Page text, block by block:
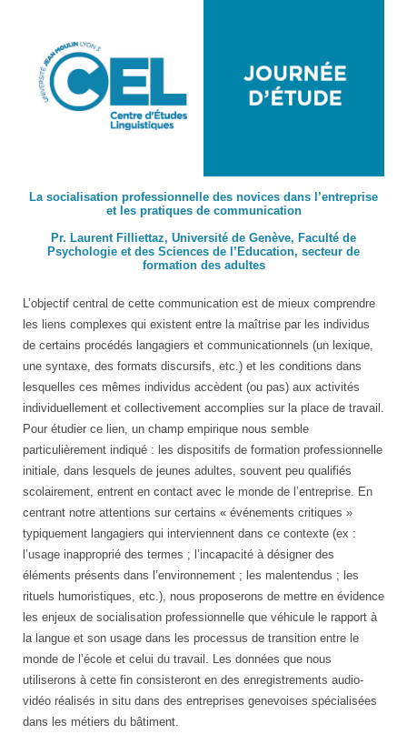
La socialisation professionnelle des novices dans l’entreprise
et les pratiques de communication
Pr. Laurent Filliettaz, Université de Genève, Faculté de
Psychologie et des Sciences de l’Education, secteur de
formation des adultes
L’objectif central de cette communication est de mieux comprendre
les liens complexes qui existent entre la maîtrise par les individus
de certains procédés langagiers et communicationnels (un lexique,
une syntaxe, des formats discursifs, etc.) et les conditions dans
lesquelles ces mêmes individus accèdent (ou pas) aux activités
individuellement et collectivement accomplies sur la place de travail.
Pour étudier ce lien, un champ empirique nous semble
particulièrement indiqué : les dispositifs de formation professionnelle
initiale, dans lesquels de jeunes adultes, souvent peu qualifiés
scolairement, entrent en contact avec le monde de l’entreprise. En
centrant notre attentions sur certains « événements critiques »
typiquement langagiers qui interviennent dans ce contexte (ex :
l’usage inapproprié des termes ; l’incapacité à désigner des
éléments présents dans l’environnement ; les malentendus ; les
rituels humoristiques, etc.), nous proposerons de mettre en évidence
les enjeux de socialisation professionnelle que véhicule le rapport à
la langue et son usage dans les processus de transition entre le
monde de l’école et celui du travail. Les données que nous
utiliserons à cette fin consisteront en des enregistrements audio-
vidéo réalisés in situ dans des entreprises genevoises spécialisées
dans les métiers du bâtiment.